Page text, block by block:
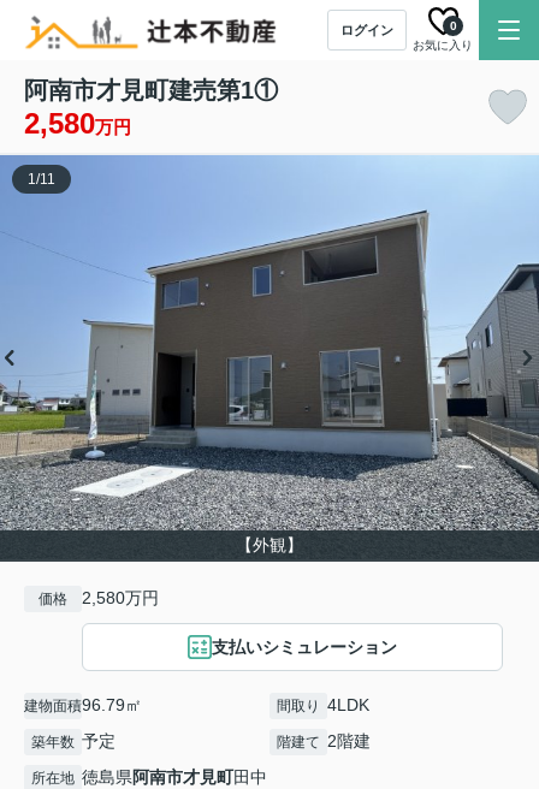
ログイン
お気に入り
0
阿南市才見町建売第1①
2,580万円
【外観】
1/11
価格 2,580万円
支払いシミュレーション
建物面積96.79㎡ 間取り 4LDK
築年数 予定 階建て 2階建
所在地 徳島県阿南市才見町田中